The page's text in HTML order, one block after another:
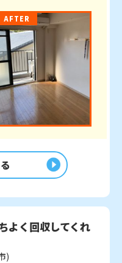
AFTER
よく回収してくれ
)